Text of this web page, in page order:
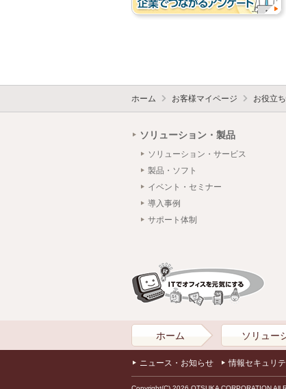
ホーム お客様マイページ お役立
ソリューション・製品
ソリューション・サービス
製品・ソフト
イベント・セミナー
導入事例
サポート体制
ホーム ソリュー
ニュース・お知らせ 情報セキュリ